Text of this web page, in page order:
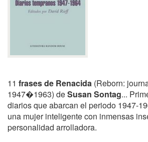
11 frases de Renacida (Reborn:
1947�1963) deSusan Sontag...
diarios que abarcan el periodo 1947-
una mujer inteligente con inmensas
personalidad arrolladora.